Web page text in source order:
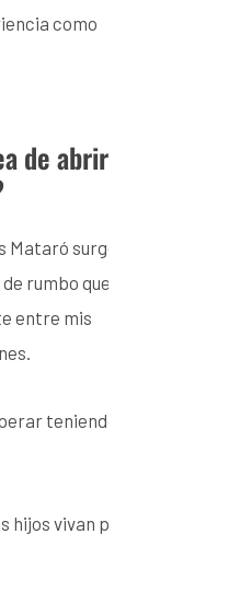
como
de abrir
surge de la
rumbo que me
entre mis
teniendo
vivan pensando